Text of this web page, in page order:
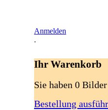
Anmelden
.
Ihr Warenkorb
Sie haben 0
Bestellung